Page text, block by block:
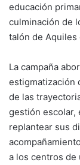
educación
culminación de
talón de
La campaña
estigmatización
de las
gestión escolar,
replantear sus
a los centros de